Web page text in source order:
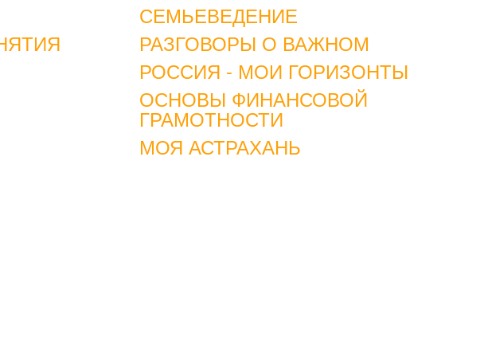
СЕМЬЕВЕДЕНИЕ
РАЗГОВОРЫ О ВАЖНОМ
РОССИЯ - МОИ ГОРИЗОНТЫ
ОСНОВЫ ФИНАНСОВОЙ
ГРАМОТНОСТИ
МОЯ АСТРАХАНЬ